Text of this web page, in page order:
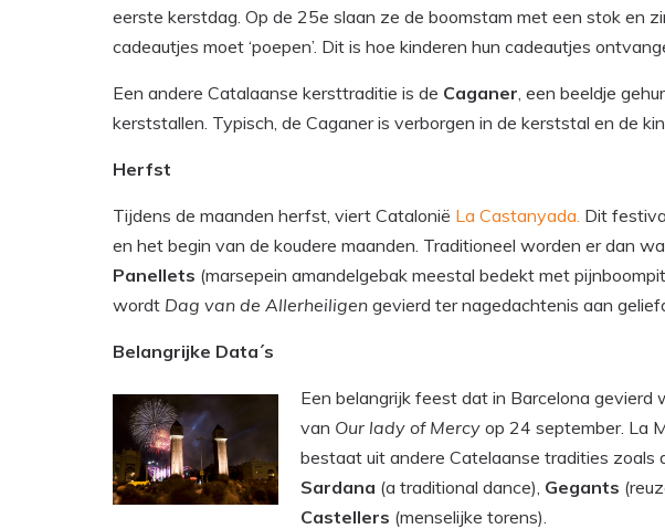
eerste kerstdag. Op de 25e slaan ze de boomstam met een stok en
cadeautjes moet ‘poepen’. Dit is hoe kinderen hun cadeautjes
Een andere Catalaanse kersttraditie is de Caganer , een beeldje
kerststallen. Typisch, de Caganer is verborgen in de kerststal en de
Herfst
Tijdens de maanden herfst, viert Catalonië La Castanyada. Dit
en het begin van de koudere maanden. Traditioneel worden er dan
Panellets (marsepein amandelgebak meestal bedekt met
wordt Dag van de Allerheiligen gevierd ter nagedachtenis aan
Belangrijke Data´s
Een belangrijk feest dat in Barcelona gevierd
van Our lady of Mercy op 24 september. La
bestaat uit andere Catelaanse tradities zoals
Sardana (a traditional dance), Gegants
Castellers (menselijke torens).